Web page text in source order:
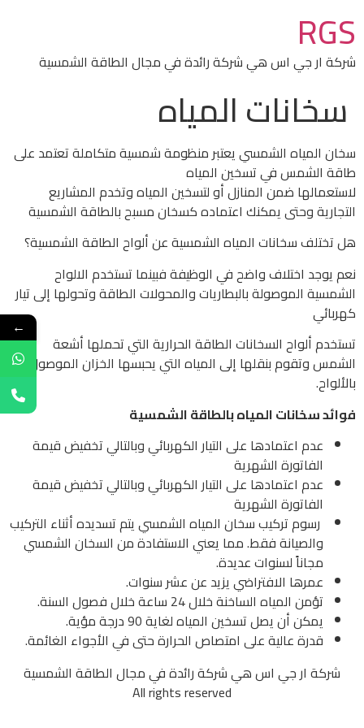
RGS
شركة ار جي اس هي شركة رائدة في مجال الطاقة الشمسية
سخانات المياه
سخان المياه الشمسي يعتبر منظومة شمسية متكاملة تعتمد على
طاقة الشمس في تسخين المياه
لاستعمالها ضمن المنازل أو لتسخين المياه وتخدم المشاريع
التجارية وحتى يمكنك اعتماده كسخان مسبح بالطاقة الشمسية
هل تختلف سخانات المياه الشمسية عن ألواح الطاقة الشمسية؟
نعم يوجد اختلاف واضح في الوظيفة فبينما تستخدم الالواح
الشمسية الموصولة بالبطاريات والمحولات الطاقة وتحولها إلى تيار
كهربائي
تستخدم ألواح السخانات الطاقة الحرارية التي تحملها أشعة
الشمس وتقوم بنقلها إلى المياه التي يحبسها الخزان الموصول
بالألواح.
فوائد سخانات المياه بالطاقة الشمسية
عدم اعتمادها على التيار الكهربائي وبالتالي تخفيض قيمة
الفاتورة الشهرية
عدم اعتمادها على التيار الكهربائي وبالتالي تخفيض قيمة
الفاتورة الشهرية
رسوم تركيب سخان المياه الشمسي يتم تسديده أثناء التركيب
والصيانة فقط. مما يعني الاستفادة من السخان الشمسي
مجاناً لسنوات عديدة.
عمرها الافتراضي يزيد عن عشر سنوات.
تؤمن المياه الساخنة خلال 24 ساعة خلال فصول السنة.
يمكن أن يصل تسخين المياه لغاية 90 درجة مؤية.
قدرة عالية على امتصاص الحرارة حتى في الأجواء الغائمة.
شركة ار جي اس هي شركة رائدة في مجال الطاقة الشمسية
All rights reserved
←